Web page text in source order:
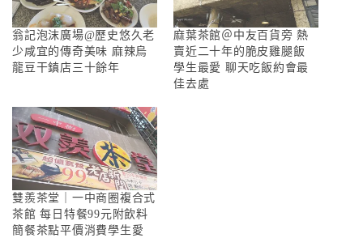
翁記泡沫廣場@歷史悠久老
少咸宜的傳奇美味 麻辣烏
龍豆干鎮店三十餘年
麻葉茶館＠中友百貨旁 熱
賣近二十年的脆皮雞腿飯
學生最愛 聊天吃飯約會最
佳去處
雙羨茶堂｜一中商圈複合式
茶館 每日特餐99元附飲料
簡餐茶點平價消費學生愛